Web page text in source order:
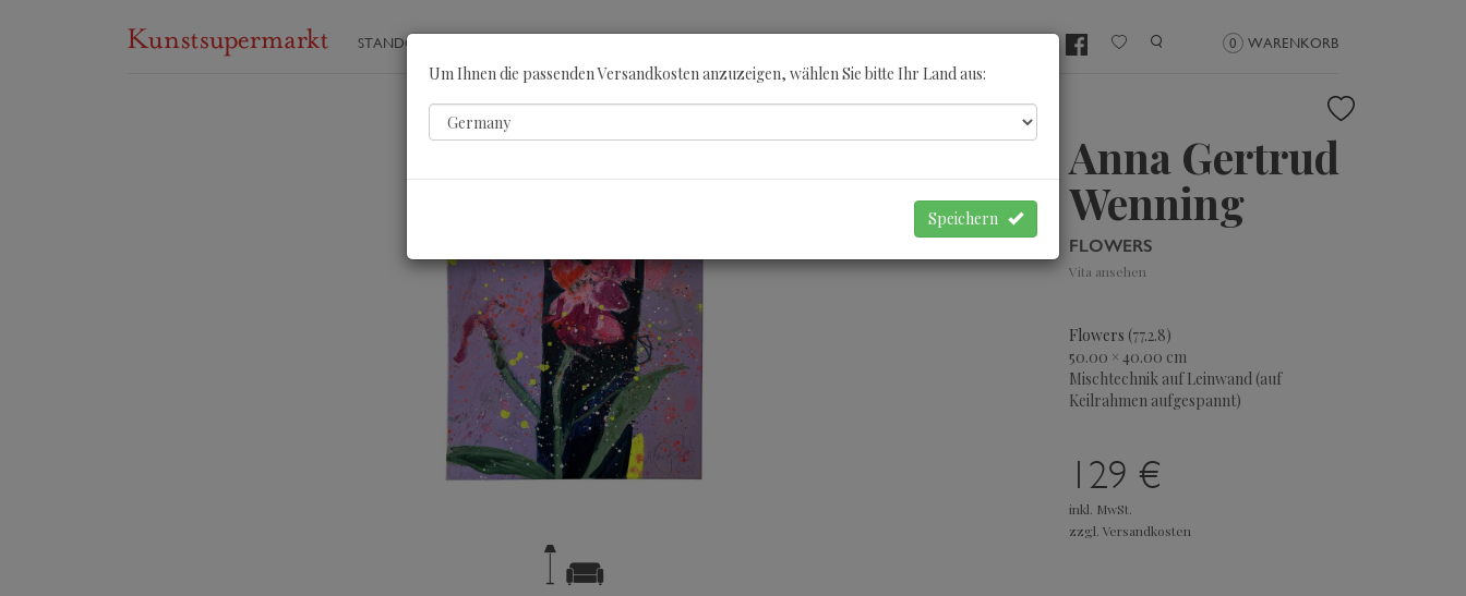
STANDORTE 0 WARENKORB
Anna Gertrud
Wenning
FLOWERS
Vita ansehen
Flowers (77.2.8)
50.00 × 40.00 cm
Mischtechnik auf Leinwand (auf
Keilrahmen aufgespannt)
129 €
inkl. MwSt.
zzgl. Versandkosten
Um Ihnen die passenden Versandkosten anzuzeigen, wählen Sie bitte Ihr Land aus:
Speichern